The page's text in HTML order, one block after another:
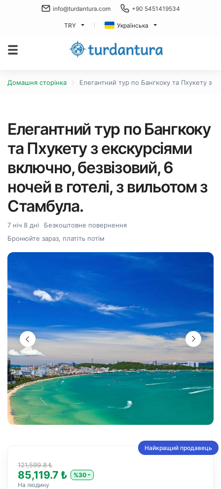
info@turdantura.com +90 5451419534
TRY Українська
Домашня сторінка Елегантний тур по Бангкоку та Пхукету з
Елегантний тур по Бангкоку
та Пхукету з екскурсіями
включно, безвізовий, 6
ночей в готелі, з вильотом з
Стамбула.
7 ніч 8 дні
Безкоштовне повернення
Бронюйте зараз, платіть потім
Найкращий продавець
121,599.8 ₺
85,119.7 ₺
%30
На людину